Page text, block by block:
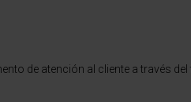
de atención al cliente a través